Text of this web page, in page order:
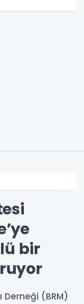
bir
Derneği (BRM)